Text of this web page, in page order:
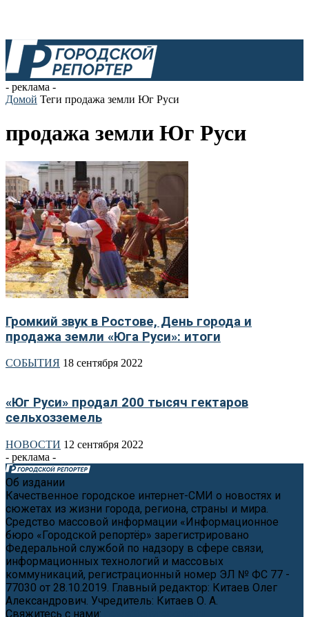
- реклама -
Домой Теги продажа земли Юг Руси
продажа земли Юг Руси
Громкий звук в Ростове, День города и
продажа земли «Юга Руси»: итоги
СОБЫТИЯ 18 сентября 2022
«Юг Руси» продал 200 тысяч гектаров
сельхозземель
НОВОСТИ 12 сентября 2022
- реклама -
Об издании
Качественное городское интернет-СМИ о новостях и
сюжетах из жизни города, региона, страны и мира.
Средство массовой информации «Информационное
бюро «Городской репортёр» зарегистрировано
Федеральной службой по надзору в сфере связи,
информационных технологий и массовых
коммуникаций, регистрационный номер ЭЛ № ФС 77 -
77030 от 28.10.2019. Главный редактор: Китаев Олег
Александрович. Учредитель: Китаев О. А.
Свяжитесь с нами: